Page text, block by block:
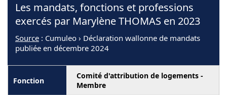
Les mandats, fonctions et professions
exercés par Marylène THOMAS en 2023
Source : Cumuleo › Déclaration wallonne de mandats
publiée en décembre 2024
Comité d'attribution de logements -
Membre